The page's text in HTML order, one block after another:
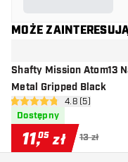
MOŻE
Shafty Mission Atom13
Metal Gripped Black
otwórz panel
4.8 gwiazdki oceny
4.8 (5)
Dostępny
11,05 zł 13 zł